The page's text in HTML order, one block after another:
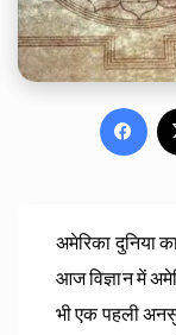
अमेरिका दुनिया
आज विज्ञान में
भी एक पहली